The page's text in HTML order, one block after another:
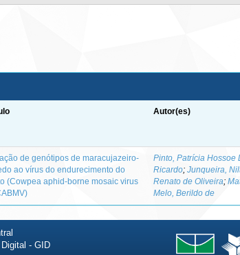
Autor(es)
de genótipos de maracujazeiro-
ao vírus do endurecimento do
(Cowpea aphid-borne mosaic virus
Pinto, Patrícia Hossoe
Ricardo;Junqueira,
Renato de Oliveira;
Melo, Berildo de
- GID